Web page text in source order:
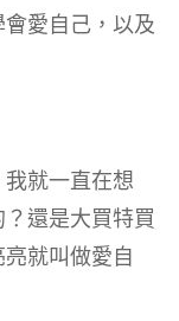
愛自己，以及
就一直在想
？還是大買特買
就叫做愛自